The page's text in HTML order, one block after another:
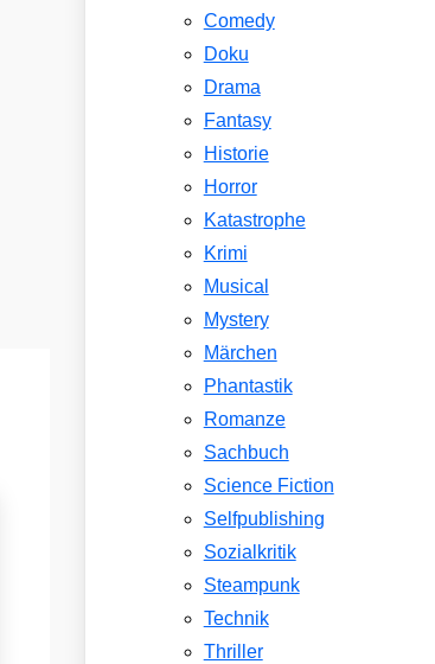
Comedy
Doku
Drama
Fantasy
Historie
Horror
Katastrophe
Krimi
Musical
Mystery
Märchen
Phantastik
Romanze
Sachbuch
Science Fiction
Selfpublishing
Sozialkritik
Steampunk
Technik
Thriller